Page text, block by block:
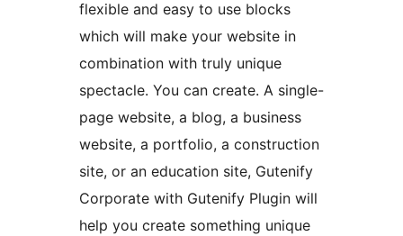
flexible and easy to use blocks
which will make your website in
combination with truly unique
spectacle. You can create. A single-
page website, a blog, a business
website, a portfolio, a construction
site, or an education site, Gutenify
Corporate with Gutenify Plugin will
help you create something unique